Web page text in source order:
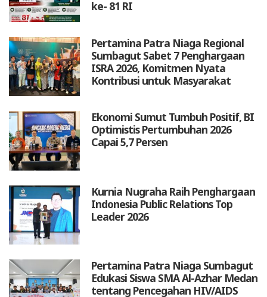
ke- 81 RI
Pertamina Patra Niaga Regional
Sumbagut Sabet 7 Penghargaan
ISRA 2026, Komitmen Nyata
Kontribusi untuk Masyarakat
Ekonomi Sumut Tumbuh Positif, BI
Optimistis Pertumbuhan 2026
Capai 5,7 Persen
Kurnia Nugraha Raih Penghargaan
Indonesia Public Relations Top
Leader 2026
Pertamina Patra Niaga Sumbagut
Edukasi Siswa SMA Al-Azhar Medan
tentang Pencegahan HIV/AIDS